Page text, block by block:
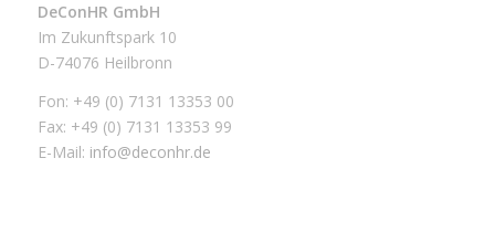
DeConHR GmbH
Im Zukunftspark 10
D-74076 Heilbronn
Fon: +49 (0) 7131 13353 00
Fax: +49 (0) 7131 13353 99
E-Mail: info@deconhr.de